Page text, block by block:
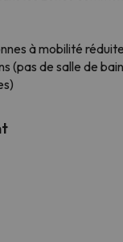
à mobilité
(pas de salle de